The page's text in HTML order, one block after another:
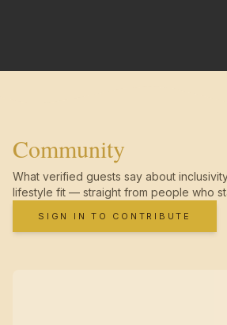
Community
What verified guests say about
lifestyle fit — straight from people who
SIGN IN TO CONTRIBUTE